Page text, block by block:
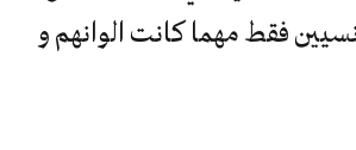
فقط مهما كانت الوانهم و